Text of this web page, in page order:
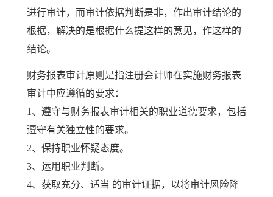
进行审计，而审计依据判断是非，作出审计结论的
根据，解决的是根据什么提这样的意见，作这样的
结论。
财务报表审计原则是指注册会计师在实施财务报表
审计中应遵循的要求：
1、遵守与财务报表审计相关的职业道德要求，包括
遵守有关独立性的要求。
2、保持职业怀疑态度。
3、运用职业判断。
4、获取充分、适当 的审计证据，以将审计风险降